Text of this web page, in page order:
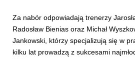
Za nabór odpowiadają trenerzy
Radosław Bienias oraz Michał
Jankowski, którzy specjalizują się w
kilku lat prowadzą z sukcesami